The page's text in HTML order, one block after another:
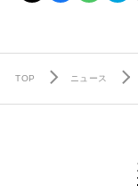
TOP ニュース